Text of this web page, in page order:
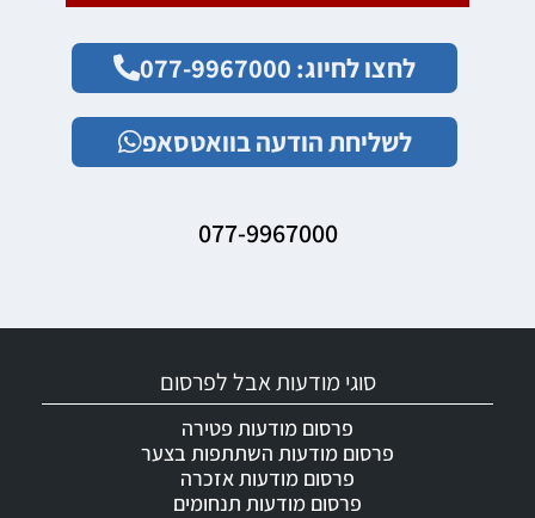
לחצו לחיוג: 077-9967000
לשליחת הודעה בוואטסאפ
077-9967000
סוגי מודעות אבל לפרסום
פרסום מודעות פטירה
פרסום מודעות השתתפות בצער
פרסום מודעות אזכרה
פרסום מודעות תנחומים